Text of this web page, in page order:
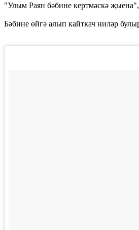
"Улым Раян бәбине кертмәскә
Бәбине өйгә алып кайткач ниләр